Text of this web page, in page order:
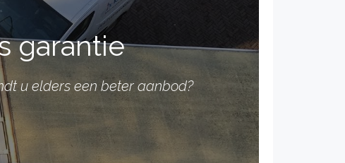
garantie
u elders een beter aanbod?